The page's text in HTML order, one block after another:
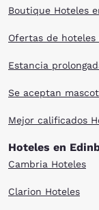
Boutique Hoteles
Ofertas de hoteles
Estancia
Se aceptan
Mejor calificados
Hoteles en
Cambria Hoteles
Clarion Hoteles